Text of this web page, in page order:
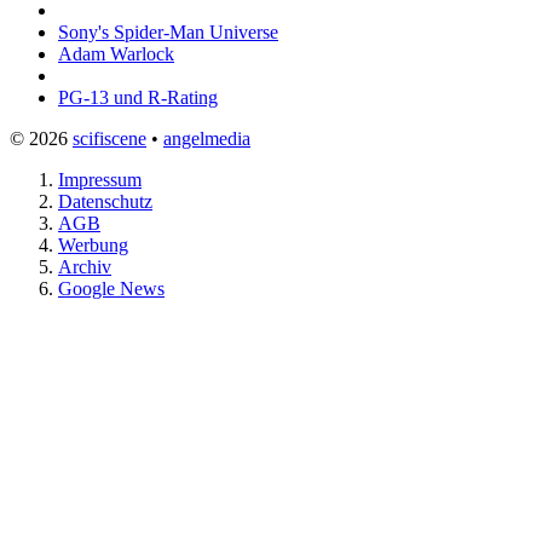
Sony's Spider-Man Universe
Adam Warlock
PG-13 und R-Rating
© 2026 scifiscene • angelmedia
Impressum
Datenschutz
AGB
Werbung
Archiv
Google News